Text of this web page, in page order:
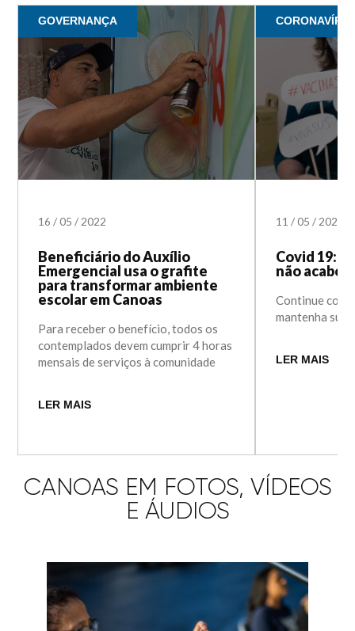
GOVERNANÇA
16/05/ 2022
Beneficiário do Auxílio
Emergencial usa o grafite
para transformar ambiente
escolar em Canoas
Para receber o benefício, todos os
contemplados devem cumprir 4 horas
mensais de serviços à comunidade
LER MAIS
11/05/ 2022
Covid 19: a
não acabou
Continue com
mantenha sua
LER MAIS
CANOAS EM FOTOS, VÍDEOS
E ÁUDIOS